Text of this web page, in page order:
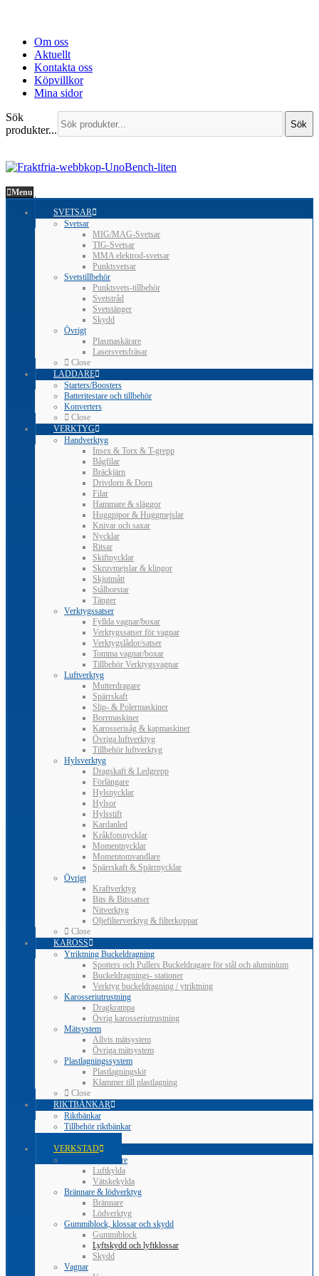
Om oss
Aktuellt
Kontakta oss
Köpvillkor
Mina sidor
Sök
produkter...
Sök
Menu
SVETSAR
Svetsar
MIG/MAG-Svetsar
TIG-Svetsar
MMA elektrod-svetsar
Punktsvetsar
Svetstillbehör
Punktsvets-tillbehör
Svetstråd
Svetstänger
Skydd
Övrigt
Plasmaskärare
Lasersvetsfräsar
Close
LADDARE
Starters/Boosters
Batteritestare och tillbehör
Konverters
Close
VERKTYG
Handverktyg
Insex & Torx & T-grepp
Bågfilar
Bräckjärn
Drivdorn & Dorn
Filar
Hammare & släggor
Huggpipor & Huggmejslar
Knivar och saxar
Nycklar
Ritsar
Skiftnycklar
Skruvmejslar & klingor
Skjutmått
Stålborstar
Tänger
Verktygssatser
Fyllda vagnar/boxar
Verktygssatser för vagnar
Verktygslådor/satser
Tomma vagnar/boxar
Tillbehör Verktygsvagnar
Luftverktyg
Mutterdragare
Spärrskaft
Slip- & Polermaskiner
Borrmaskiner
Karosserisåg & kapmaskiner
Övriga luftverktyg
Tillbehör luftverktyg
Hylsverktyg
Dragskaft & Ledgrepp
Förlängare
Hylsnycklar
Hylsor
Hylsstift
Kardanled
Kråkfotsnycklar
Momentnycklar
Momentomvandlare
Spärrskaft & Spärrnycklar
Övrigt
Kraftverktyg
Bits & Bitssatser
Nitverktyg
Oljefilterverktyg & filterkoppar
Close
KAROSS
Ytriktning Buckeldragning
Spotters och Pullers Buckeldragare för stål och aluminium
Buckeldragnings- stationer
Verktyg buckeldragning / ytriktning
Karosseriutrustning
Dragkrampa
Övrig karosseriutrustning
Mätsystem
Allvis mätsystem
Övriga mätsystem
Plastlagningssystem
Plastlagningskit
Klammer till plastlagning
Close
RIKTBÄNKAR
Riktbänkar
Tillbehör riktbänkar
VERKSTAD
Induktionsvärmare
Luftkylda
Vätskekylda
Brännare & lödverktyg
Brännare
Lödverktyg
Gummiblock, klossar och skydd
Gummiblock
Lyftskydd och lyftklossar
Skydd
Vagnar